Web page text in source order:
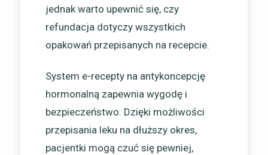
jednak warto upewnić się, czy
refundacja dotyczy wszystkich
opakowań przepisanych na recepcie.
System e-recepty na antykoncepcję
hormonalną zapewnia wygodę i
bezpieczeństwo. Dzięki możliwości
przepisania leku na dłuższy okres,
pacjentki mogą czuć się pewniej,